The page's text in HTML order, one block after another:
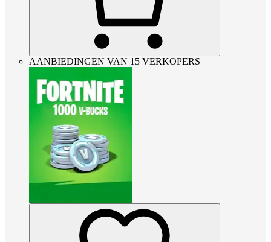
AANBIEDINGEN VAN 15 VERKOPERS